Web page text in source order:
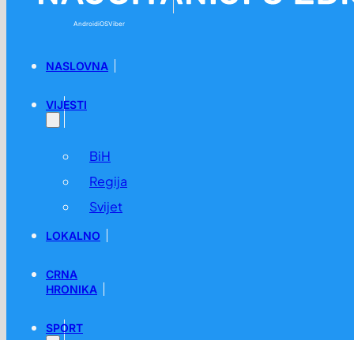
AndroidiOSViber
NASLOVNA
VIJESTI
BiH
Regija
Svijet
LOKALNO
CRNA
HRONIKA
SPORT